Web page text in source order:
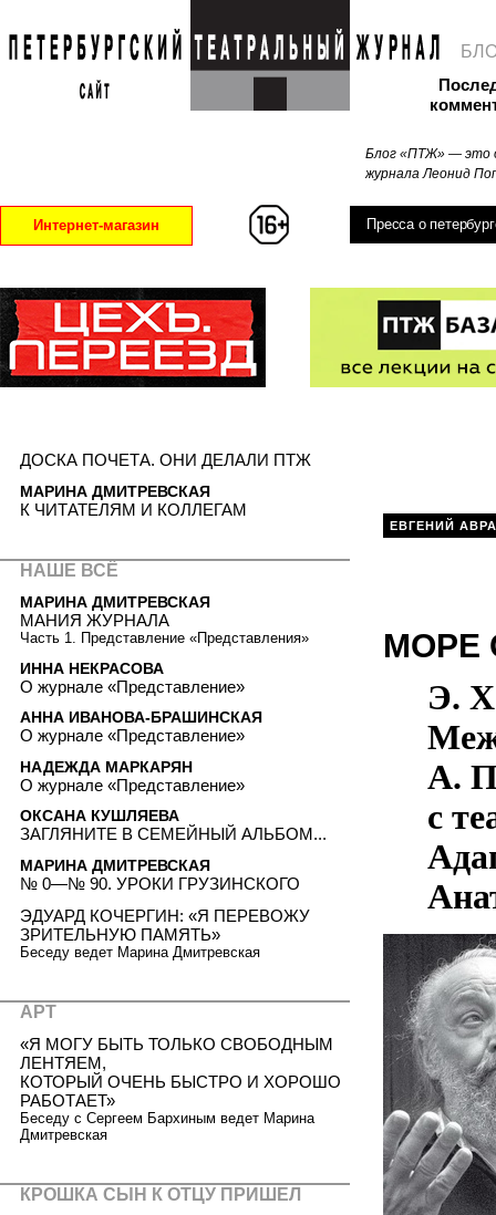
Блог «ПТЖ» — это
журнала Леонид
Интернет-магазин Пресса о
ЕВГЕНИЙ
МОРЕ
Э.
А.
с
ДОСКА ПОЧЕТА. ОНИ ДЕЛАЛИ ПТЖ
МАРИНА ДМИТРЕВСКАЯ
К ЧИТАТЕЛЯМ И КОЛЛЕГАМ
НАШЕ ВСЁ
МАРИНА ДМИТРЕВСКАЯ
МАНИЯ ЖУРНАЛА
Часть 1. Представление «Представления»
ИННА НЕКРАСОВА
О журнале «Представление»
АННА ИВАНОВА-БРАШИНСКАЯ
О журнале «Представление»
НАДЕЖДА МАРКАРЯН
О журнале «Представление»
ОКСАНА КУШЛЯЕВА
ЗАГЛЯНИТЕ В СЕМЕЙНЫЙ АЛЬБОМ...
МАРИНА ДМИТРЕВСКАЯ
№ 0—№ 90. УРОКИ ГРУЗИНСКОГО
ЭДУАРД КОЧЕРГИН: «Я ПЕРЕВОЖУ
ЗРИТЕЛЬНУЮ ПАМЯТЬ»
Беседу ведет Марина Дмитревская
АРТ
«Я МОГУ БЫТЬ ТОЛЬКО СВОБОДНЫМ
ЛЕНТЯЕМ,
КОТОРЫЙ ОЧЕНЬ БЫСТРО И ХОРОШО
РАБОТАЕТ»
Беседу с Сергеем Бархиным ведет Марина
Дмитревская
КРОШКА СЫН К ОТЦУ ПРИШЕЛ